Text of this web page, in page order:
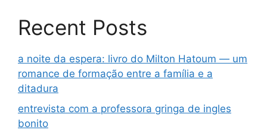
Recent Posts
a noite da espera: livro do Milton Hatoum — um
romance de formação entre a família e a
ditadura
entrevista com a professora gringa de ingles
bonito